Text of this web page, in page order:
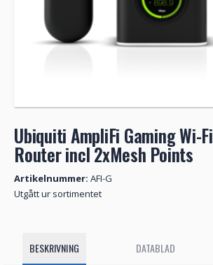
Ubiquiti AmpliFi Gaming Wi-Fi
Router incl 2xMesh Points
Artikelnummer: AFI-G
Utgått ur sortimentet
BESKRIVNING DATABLAD